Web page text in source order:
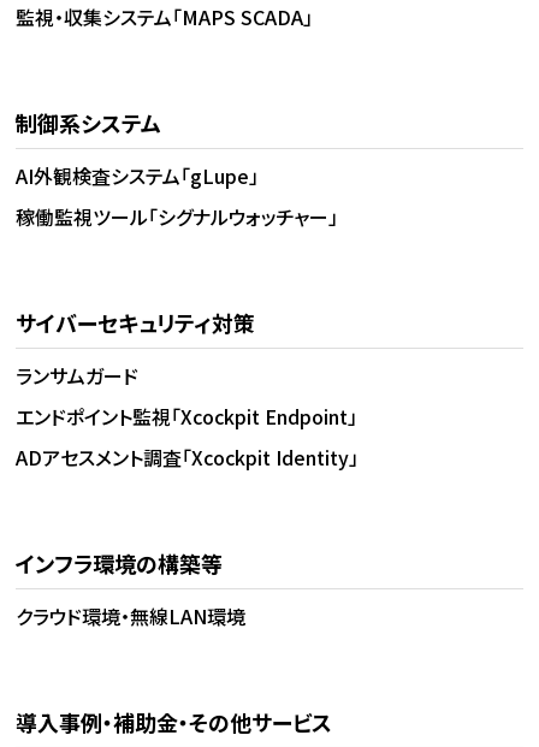
監視・収集システム「MAPS SCADA」
制御系システム
AI外観検査システム「gLupe」
稼働監視ツール「シグナルウォッチャー」
サイバーセキュリティ対策
ランサムガード
エンドポイント監視「Xcockpit Endpoint」
ADアセスメント調査「Xcockpit Identity」
インフラ環境の構築等
クラウド環境・無線LAN環境
導入事例・補助金・その他サービス